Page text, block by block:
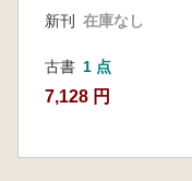
新刊 在庫なし
古書 1 点
7,128 円